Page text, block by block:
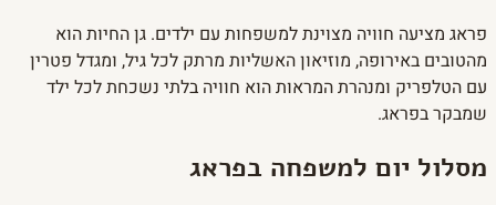
פראג מציעה חוויה מצוינת למשפחות עם ילדים. גן החיות הוא
מהטובים באירופה, מוזיאון האשליות מרתק לכל גיל, ומגדל פטרין
עם הטלפריק ומנהרת המראות הוא חוויה בלתי נשכחת לכל ילד
שמבקר בפראג.
מסלול יום למשפחה בפראג